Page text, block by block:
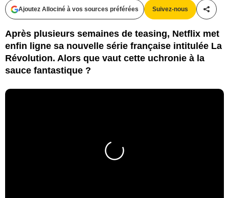
Ajoutez Allociné à vos sources préférées Suivez-nous
Après plusieurs semaines de teasing, Netflix met
enfin ligne sa nouvelle série française intitulée La
Révolution. Alors que vaut cette uchronie à la
sauce fantastique ?